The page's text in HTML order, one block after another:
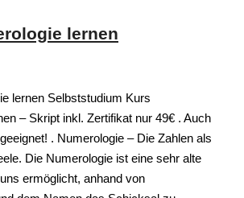
lernen
lernen Selbststudium Kurs
– Skript inkl. Zertifikat nur 49€ . Auch
. Numerologie – Die Zahlen als
Die Numerologie ist eine sehr alte
ermöglicht, anhand von